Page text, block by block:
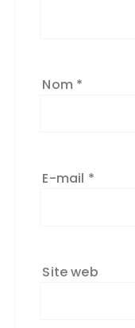
Nom *
E-mail *
Site web